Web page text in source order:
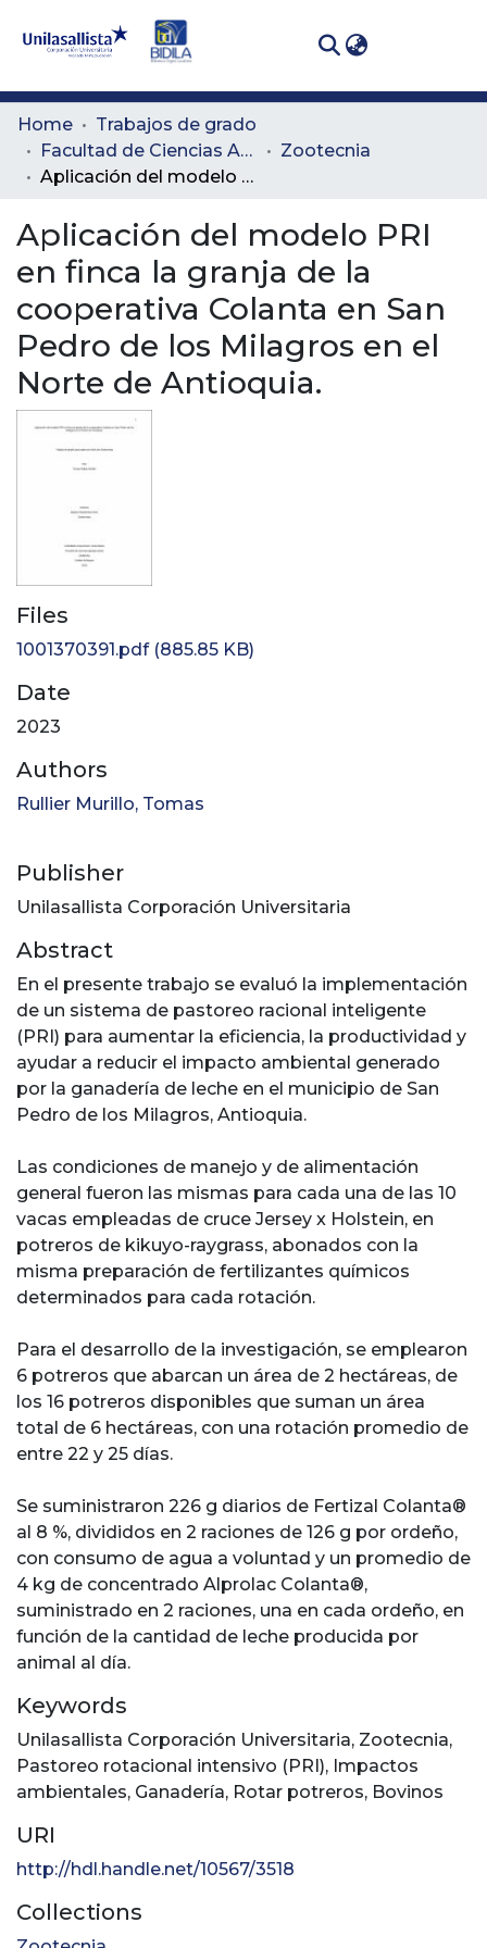
Communities
& Collections
All of DSpace
Statistics
Home
Trabajos de grado
Facultad de Ciencias Administrativas y Agropecuarias
Zootecnia
Aplicación del modelo PRI en finca la granja de la cooperativa Colanta en San Pedro de los Milagros en el Norte de Antioquia.
Aplicación del modelo PRI
en finca la granja de la
cooperativa Colanta en San
Pedro de los Milagros en el
Norte de Antioquia.
Files
1001370391.pdf(885.85 KB)
Date
2023
Authors
Rullier Murillo, Tomas
Publisher
Unilasallista Corporación Universitaria
Abstract
En el presente trabajo se evaluó la implementación
de un sistema de pastoreo racional inteligente
(PRI) para aumentar la eficiencia, la productividad y
ayudar a reducir el impacto ambiental generado
por la ganadería de leche en el municipio de San
Pedro de los Milagros, Antioquia.
Las condiciones de manejo y de alimentación
general fueron las mismas para cada una de las 10
vacas empleadas de cruce Jersey x Holstein, en
potreros de kikuyo-raygrass, abonados con la
misma preparación de fertilizantes químicos
determinados para cada rotación.
Para el desarrollo de la investigación, se emplearon
6 potreros que abarcan un área de 2 hectáreas, de
los 16 potreros disponibles que suman un área
total de 6 hectáreas, con una rotación promedio de
entre 22 y 25 días.
Se suministraron 226 g diarios de Fertizal Colanta®
al 8 %, divididos en 2 raciones de 126 g por ordeño,
con consumo de agua a voluntad y un promedio de
4 kg de concentrado Alprolac Colanta®,
suministrado en 2 raciones, una en cada ordeño, en
función de la cantidad de leche producida por
animal al día.
Keywords
Unilasallista Corporación Universitaria, Zootecnia,
Pastoreo rotacional intensivo (PRI), Impactos
ambientales, Ganadería, Rotar potreros, Bovinos
URI
http://hdl.handle.net/10567/3518
Collections